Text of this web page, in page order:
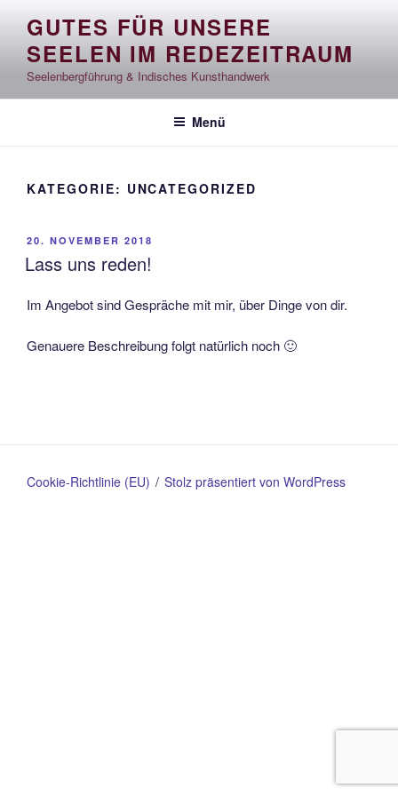
Inhalt
springen
GUTES FÜR UNSERE
SEELEN IM REDEZEITRAUM
Seelenbergführung & Indisches Kunsthandwerk
Menü
KATEGORIE: UNCATEGORIZED
VERÖFFENTLICHT
AM
20. NOVEMBER 2018
Lass uns reden!
Im Angebot sind Gespräche mit mir, über Dinge von dir.
Genauere Beschreibung folgt natürlich noch 🙂
Cookie-Richtlinie (EU) Stolz präsentiert von WordPress